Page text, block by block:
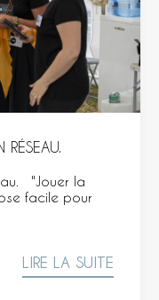
la
pour
LIRE LA SUITE